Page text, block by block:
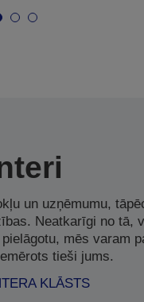
un uzņēmumu,
Neatkarīgi no tā,
mēs varam
tieši jums.
KLĀSTS